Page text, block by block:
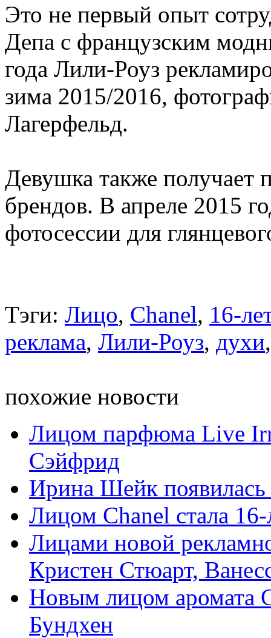
Это не первый опыт
Депа с французским
года Лили-Роуз
зима 2015/2016,
Лагерфельд.
Девушка также получает
брендов. В апреле 2015
фотосессии для
Тэги: Лицо, Chanel, 16-
реклама, Лили-Роуз, духи
похожие новости
Лицом парфюма Live
Сэйфрид
Ирина Шейк
Лицом Chanel стала
Лицами новой
Кристен Стюарт,
Новым лицом аромата
Бундхен